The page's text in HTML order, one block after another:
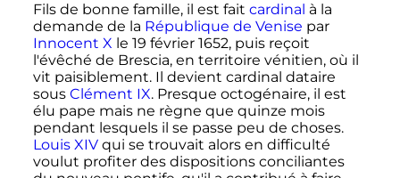
Fils de bonne famille, il est fait cardinal à la
demande de la République de Venise par
Innocent X le 19 février 1652, puis reçoit
l'évêché de Brescia, en territoire vénitien, où il
vit paisiblement. Il devient cardinal dataire
sous Clément IX. Presque octogénaire, il est
élu pape mais ne règne que quinze mois
pendant lesquels il se passe peu de choses.
Louis XIVqui se trouvait alors en difficulté
voulut profiter des dispositions conciliantes